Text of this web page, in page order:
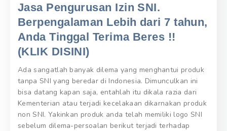
Jasa Pengurusan Izin SNI.
Berpengalaman Lebih dari 7 tahun,
Anda Tinggal Terima Beres !!
(KLIK DISINI)
Ada sangatlah banyak dilema yang menghantui produk
tanpa SNI yang beredar di Indonesia. Dimunculkan ini
bisa datang kapan saja, entahlah itu dikala razia dari
Kementerian atau terjadi kecelakaan dikarnakan produk
non SNI. Yakinkan produk anda telah memiliki logo SNI
sebelum dilema-persoalan berikut terjadi terhadap